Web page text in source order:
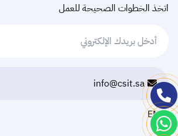
اتخذ الخطوات الصحيحة للعمل
info@csit.sa
EN